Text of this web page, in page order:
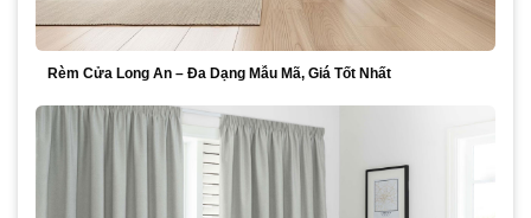
Rèm Cửa Long An – Đa Dạng Mẫu Mã, Giá Tốt Nhất